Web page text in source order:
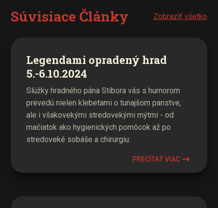
Súvisiace Články Zobraziť všetko
Legendami opradený hrad
5.-6.10.2024
Slúžky hradného pána Stibora vás s humorom
prevedú nielen klebetami o tunajšom panstve,
ale i všakovekými stredovekými mýtmi - od
mačiatok ako hygienických pomôcok až po
stredoveké sobáše a chirurgiu.
PREČÍTAŤ VIAC